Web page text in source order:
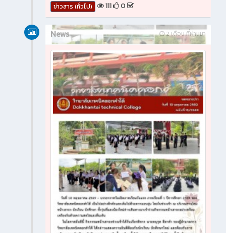
ข่าวสาร (ทั่วไป) 111 0
2 เดือน ที่ผ่านมา
News